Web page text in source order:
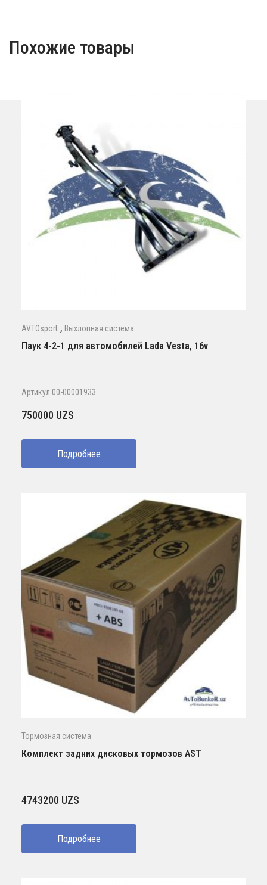
Похожие товары
AVTOsport , Выхлопная система
Паук 4-2-1 для автомобилей Lada Vesta, 16v
Артикул:00-00001933
750000 UZS
Подробнее
Тормозная система
Комплект задних дисковых тормозов AST
4743200 UZS
Подробнее